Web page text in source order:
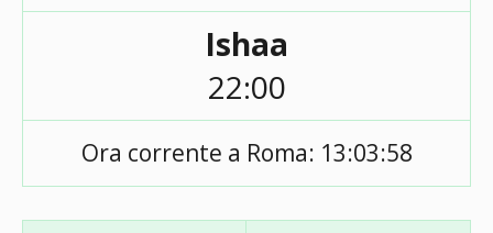
Ishaa
22:00
Ora corrente a Roma: 13:03:58